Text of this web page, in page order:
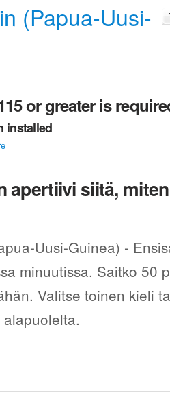
(Papua-Uusi-
or greater is
installed
apertiivi siitä,
Uusi-Guinea) -
minuutissa. Saitko 50
Valitse toinen kieli